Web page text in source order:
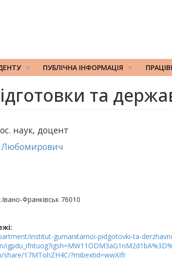
ПУБЛІЧНА ІНФОРМАЦІЯ
та
наук, доцент
Любомирович
Франківськ 76010
institut-gumanitarnoi-pidgotovki-ta-
17MTohZH4C/?mibextid=wwXIfr